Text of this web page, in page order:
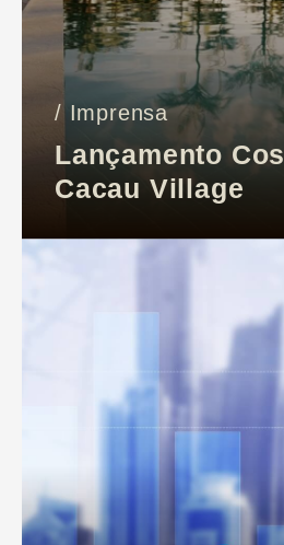
/ Imprensa
Lançamento
Cacau Village